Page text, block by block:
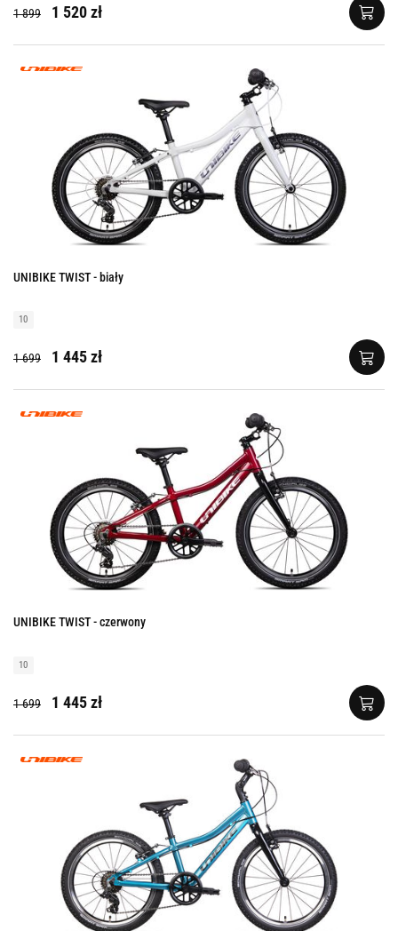
1 899 1 520 zł
UNIBIKE TWIST - biały
10
1 699 1 445 zł
UNIBIKE TWIST - czerwony
10
1 699 1 445 zł